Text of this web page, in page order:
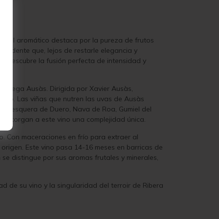
aromático destaca por la pureza de frutos
que, lejos de restarle elegancia y
Descubre la fusión perfecta de intensidad y
Ausàs. Dirigida por Xavier Ausàs,
Las viñas que nutren las uvas de Ausàs
de Duero, Nava de Roa, Gumiel del
otorgan a este vino una complejidad única.
Con maceraciones en frío para extraer al
Este vino pasa 14-16 meses en barricas de
distingue por sus aromas frutales y minerales,
de su vino y la singularidad del terroir de Ribera